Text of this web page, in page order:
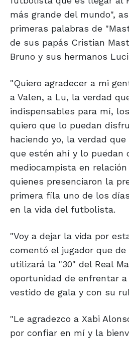
más grande del mundo",
primeras palabras de
de sus papás Cristian
Bruno y sus hermanos
"Quiero agradecer a mi
a Valen, a Lu, la verdad
indispensables para mí,
quiero que lo puedan
haciendo yo, la verdad
que estén ahí y lo puedan
mediocampista en
quienes presenciaron la
primera fila uno de los
en la vida del futbolista.
"Voy a dejar la vida por
comentó el jugador que de
utilizará la "30" del Real
oportunidad de enfrentar
vestido de gala y con su
"Le agradezco a Xabi
por confiar en mí y la